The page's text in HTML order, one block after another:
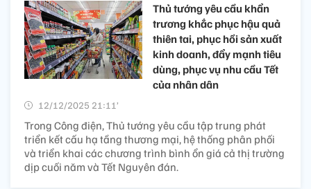
Thủ tướng yêu cầu khẩn
trương khắc phục hậu quả
thiên tai, phục hồi sản xuất
kinh doanh, đẩy mạnh tiêu
dùng, phục vụ nhu cầu Tết
của nhân dân
12/12/2025 21:11’
Trong Công điện, Thủ tướng yêu cầu tập trung phát
triển kết cấu hạ tầng thương mại, hệ thống phân phối
và triển khai các chương trình bình ổn giá cả thị trường
dịp cuối năm và Tết Nguyên đán.